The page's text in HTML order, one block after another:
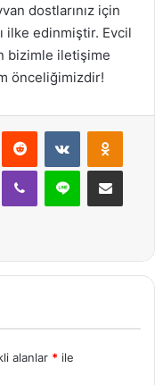
dostlarınız için
ilke edinmiştir. Evcil
bizimle iletişime
önceliğimizdir!
Reddit VKontakte
Viber Line E-Posta ile
alanlar * ile